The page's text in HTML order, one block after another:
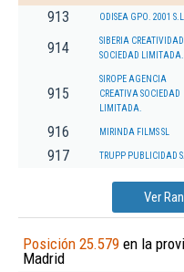
913 ODISEA GPO. 2001 S.L.
914
SIBERIA CREATIVIDAD
SOCIEDAD LIMITADA.
915
SIROPE AGENCIA
CREATIVA SOCIEDAD
LIMITADA.
916 MIRINDA FILMS SL
917 TRUPP PUBLICIDAD
Ver
Posición 25.579 en la
Madrid